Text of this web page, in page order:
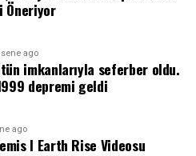
Öneriyor
ago
imkanlarıyla seferber oldu.
depremi geldi
ago
I Earth Rise Videosu